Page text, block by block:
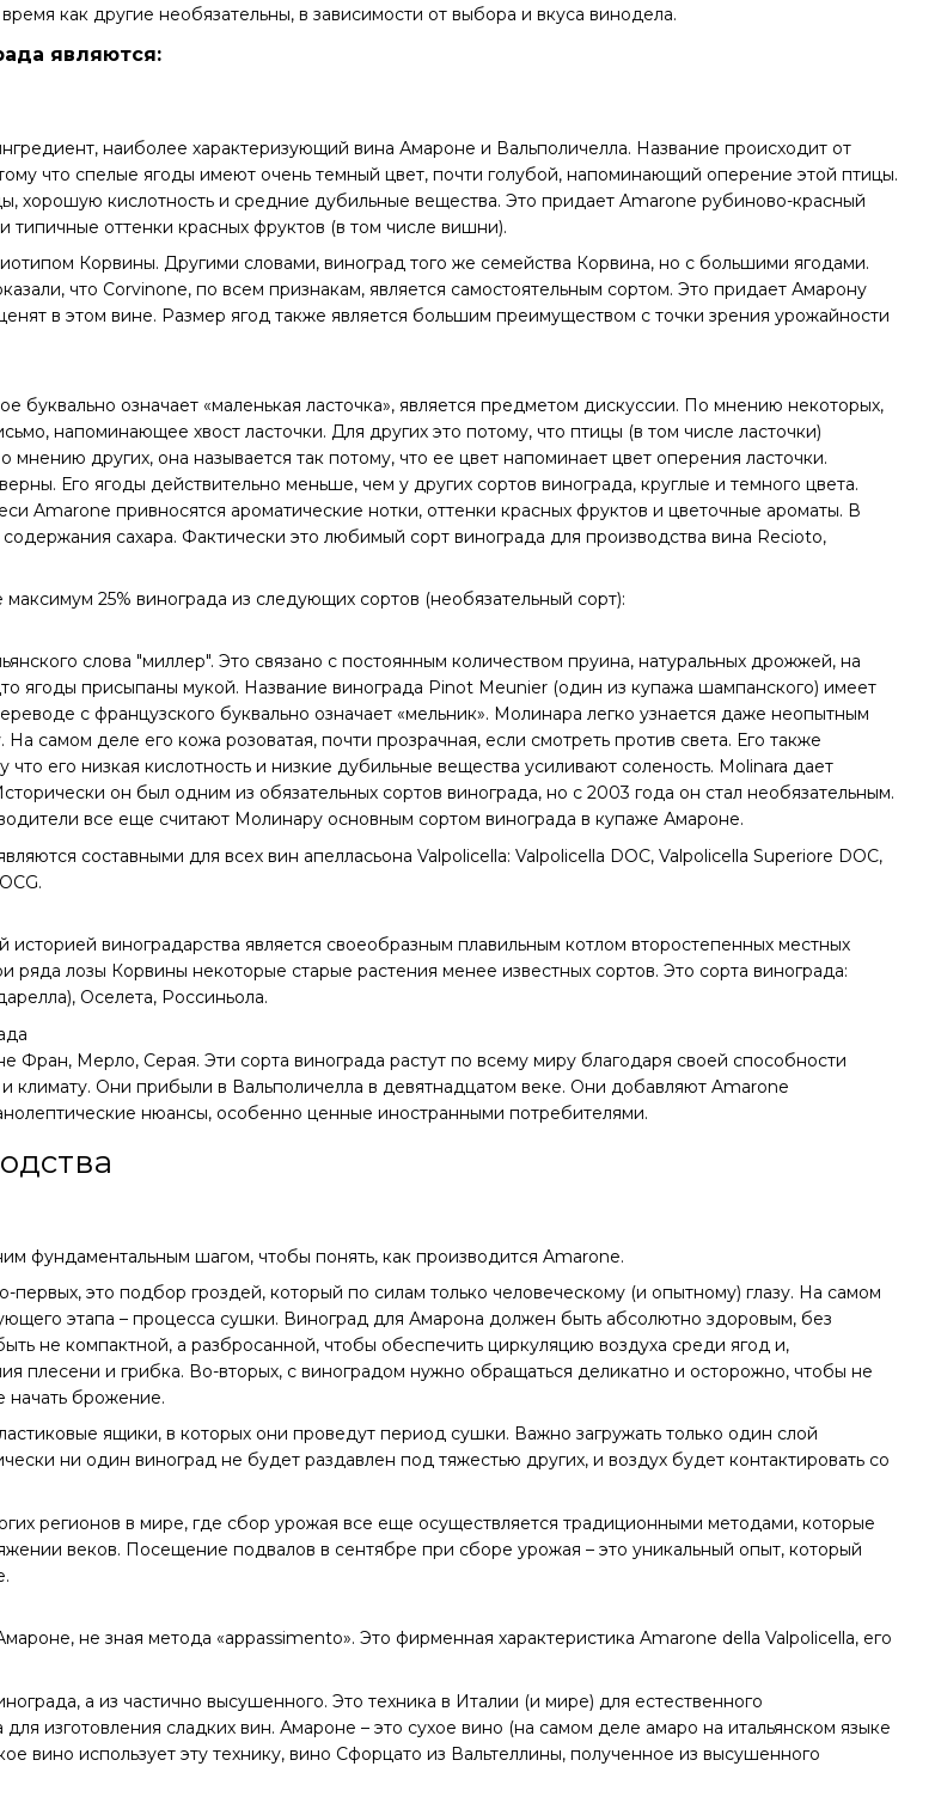
как другие необязательны, в зависимости от выбора и вкуса винодела.
являются:
наиболее характеризующий вина Амароне и Вальполичелла. Название происходит от
что спелые ягоды имеют очень темный цвет, почти голубой, напоминающий оперение этой птицы.
хорошую кислотность и средние дубильные вещества. Это придает Amarone рубиново-красный
типичные оттенки красных фруктов (в том числе вишни).
Корвины. Другими словами, виноград того же семейства Корвина, но с большими ягодами.
что Corvinone, по всем признакам, является самостоятельным сортом. Это придает Амарону
в этом вине. Размер ягод также является большим преимуществом с точки зрения урожайности
буквально означает «маленькая ласточка», является предметом дискуссии. По мнению некоторых,
напоминающее хвост ласточки. Для других это потому, что птицы (в том числе ласточки)
других, она называется так потому, что ее цвет напоминает цвет оперения ласточки.
Его ягоды действительно меньше, чем у других сортов винограда, круглые и темного цвета.
Amarone привносятся ароматические нотки, оттенки красных фруктов и цветочные ароматы. В
сахара. Фактически это любимый сорт винограда для производства вина Recioto,
25% винограда из следующих сортов (необязательный сорт):
слова "миллер". Это связано с постоянным количеством пруина, натуральных дрожжей, на
ягоды присыпаны мукой. Название винограда Pinot Meunier (один из купажа шампанского) имеет
с французского буквально означает «мельник». Молинара легко узнается даже неопытным
самом деле его кожа розоватая, почти прозрачная, если смотреть против света. Его также
его низкая кислотность и низкие дубильные вещества усиливают соленость. Molinara дает
он был одним из обязательных сортов винограда, но с 2003 года он стал необязательным.
все еще считают Молинару основным сортом винограда в купаже Амароне.
составными для всех вин апелласьона Valpolicella: Valpolicella DOC, Valpolicella Superiore DOC,
виноградарства является своеобразным плавильным котлом второстепенных местных
ряда лозы Корвины некоторые старые растения менее известных сортов. Это сорта винограда:
Оселета, Россиньола.
Фран, Мерло, Серая. Эти сорта винограда растут по всему миру благодаря своей способности
климату. Они прибыли в Вальполичелла в девятнадцатом веке. Они добавляют Amarone
нюансы, особенно ценные иностранными потребителями.
фундаментальным шагом, чтобы понять, как производится Amarone.
первых, это подбор гроздей, который по силам только человеческому (и опытному) глазу. На самом
этапа – процесса сушки. Виноград для Амарона должен быть абсолютно здоровым, без
не компактной, а разбросанной, чтобы обеспечить циркуляцию воздуха среди ягод и,
плесени и грибка. Во-вторых, с виноградом нужно обращаться деликатно и осторожно, чтобы не
начать брожение.
ящики, в которых они проведут период сушки. Важно загружать только один слой
ни один виноград не будет раздавлен под тяжестью других, и воздух будет контактировать со
регионов в мире, где сбор урожая все еще осуществляется традиционными методами, которые
веков. Посещение подвалов в сентябре при сборе урожая – это уникальный опыт, который
не зная метода «appassimento». Это фирменная характеристика Amarone della Valpolicella, его
а из частично высушенного. Это техника в Италии (и мире) для естественного
изготовления сладких вин. Амароне – это сухое вино (на самом деле амаро на итальянском языке
вино использует эту технику, вино Сфорцато из Вальтеллины, полученное из высушенного